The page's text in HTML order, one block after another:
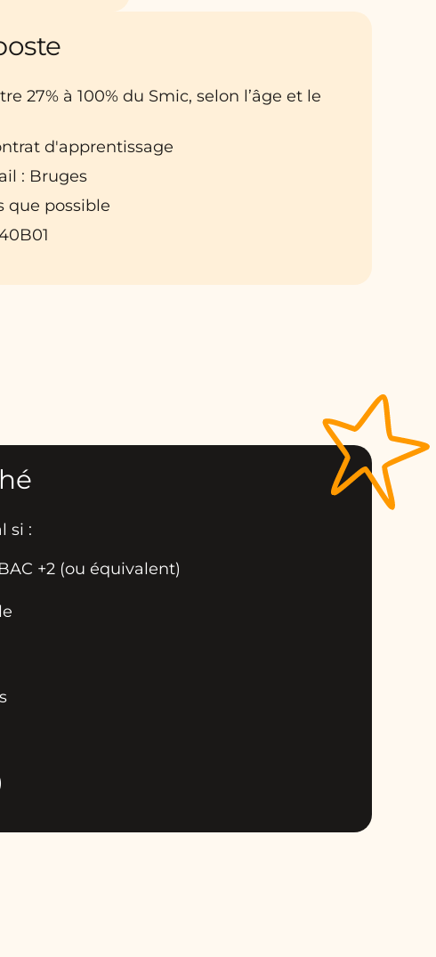
27% à 100% du Smic, selon l’âge et le
d'apprentissage
: Bruges
que possible
si :
+2 (ou équivalent)